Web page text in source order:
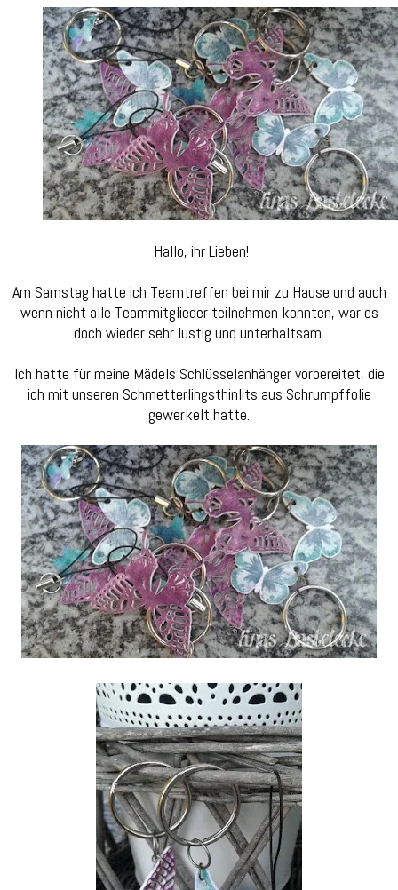
Hallo, ihr Lieben!
Am Samstag hatte ich Teamtreffen bei mir zu Hause und auch
wenn nicht alle Teammitglieder teilnehmen konnten, war es
doch wieder sehr lustig und unterhaltsam.
Ich hatte für meine Mädels Schlüsselanhänger vorbereitet, die
ich mit unseren Schmetterlingsthinlits aus Schrumpffolie
gewerkelt hatte.